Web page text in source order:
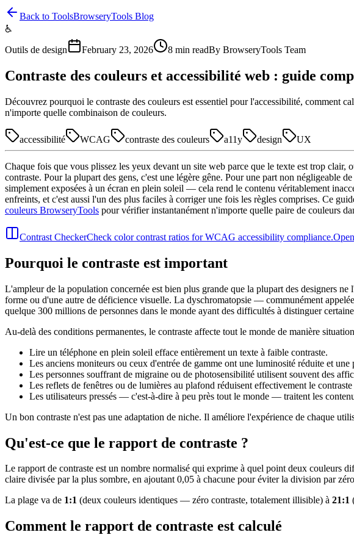
Back to ToolsBrowseryTools Blog
♿
Outils de design
February 23, 2026 8 min readBy BrowseryTools Team
Contraste des couleurs et accessibilité web : guide
Découvrez pourquoi le contraste des couleurs est essentiel pour l'accessibilité,
n'importe quelle combinaison de couleurs.
accessibilité WCAG contraste des couleurs a11y design UX
Chaque fois que vous plissez les yeux devant un site web parce que le texte est trop
contraste. Pour la plupart des gens, c'est une légère gêne. Pour une part non
simplement exposées à un écran en plein soleil — cela rend le contenu véritablement
enfreints, et c'est aussi l'un des plus faciles à corriger une fois les règles comprises. Ce
couleurs BrowseryTools pour vérifier instantanément n'importe quelle paire de couleurs
Contrast CheckerCheck color contrast ratios for WCAG accessibility compliance.
Pourquoi le contraste est important
L'ampleur de la population concernée est bien plus grande que la plupart des designers
forme ou d'une autre de déficience visuelle. La dyschromatopsie — communément
quelque 300 millions de personnes dans le monde ayant des difficultés à distinguer
Au-delà des conditions permanentes, le contraste affecte tout le monde de manière
Lire un téléphone en plein soleil efface entièrement un texte à faible contraste.
Les anciens moniteurs ou ceux d'entrée de gamme ont une luminosité réduite et
Les personnes souffrant de migraine ou de photosensibilité utilisent souvent des
Les reflets de fenêtres ou de lumières au plafond réduisent effectivement le contraste
Les utilisateurs pressés — c'est-à-dire à peu près tout le monde — traitent les
Un bon contraste n'est pas une adaptation de niche. Il améliore l'expérience de chaque
Qu'est-ce que le rapport de contraste ?
Le rapport de contraste est un nombre normalisé qui exprime à quel point deux couleurs
claire divisée par la plus sombre, en ajoutant 0,05 à chacune pour éviter la division par
La plage va de 1:1 (deux couleurs identiques — zéro contraste, totalement illisible) à 21:1
Comment le rapport de contraste est calculé